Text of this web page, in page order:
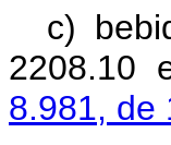
c)
2208.10
8.981, de